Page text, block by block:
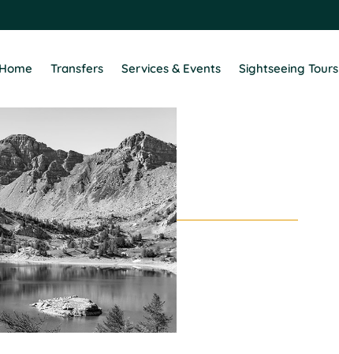
Home Transfers Services & Events Sightseeing Tours